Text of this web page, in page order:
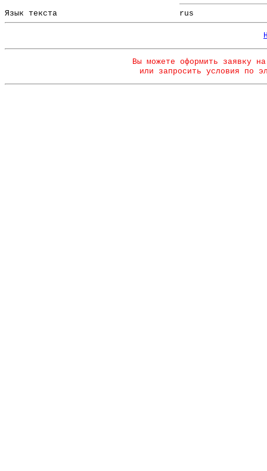
Язык текста rus
Вы можете оформить заявку
или запросить условия по